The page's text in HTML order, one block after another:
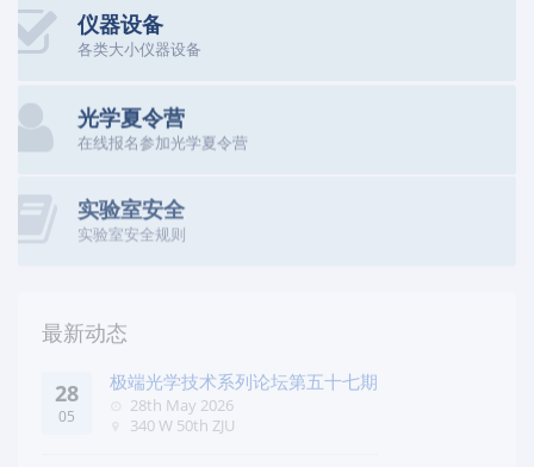
仪器设备
各类大小仪器设备
光学夏令营
在线报名参加光学夏令营
实验室安全
实验室安全规则
最新动态
28
05
极端光学技术系列论坛第五十七期
28th May 2026
340 W 50th ZJU